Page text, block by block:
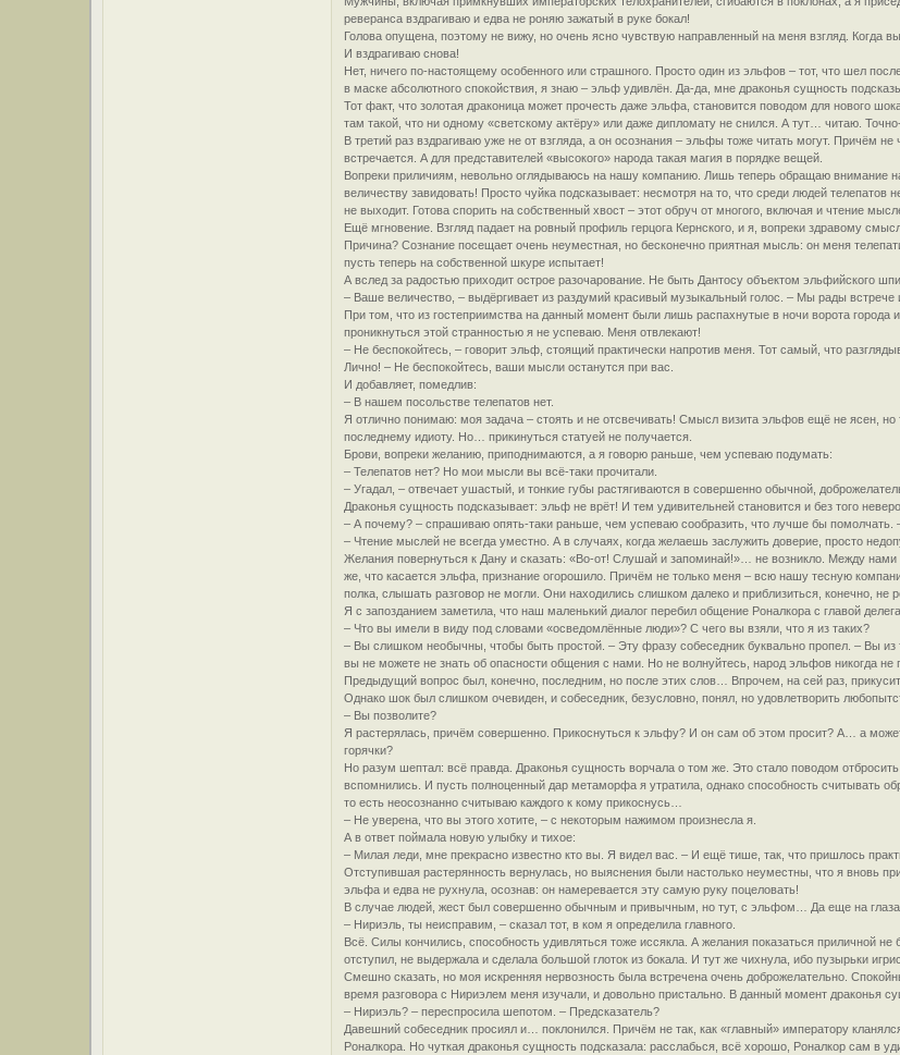
реверанса вздрагиваю и едва не роняю зажатый в руке бокал!
Голова опущена, поэтому не вижу, но очень ясно чувствую направленный на меня взгляд. Когда
И вздрагиваю снова!
Нет, ничего по-настоящему особенного или страшного. Просто один из эльфов – тот, что шел
в маске абсолютного спокойствия, я знаю – эльф удивлён. Да-да, мне драконья сущность
Тот факт, что золотая драконица может прочесть даже эльфа, становится поводом для нового
там такой, что ни одному «светскому актёру» или даже дипломату не снился. А тут… читаю.
В третий раз вздрагиваю уже не от взгляда, а он осознания – эльфы тоже читать могут. Причём
встречается. А для представителей «высокого» народа такая магия в порядке вещей.
Вопреки приличиям, невольно оглядываюсь на нашу компанию. Лишь теперь обращаю внимание
величеству завидовать! Просто чуйка подсказывает: несмотря на то, что среди людей
не выходит. Готова спорить на собственный хвост – этот обруч от многого, включая и чтение
Ещё мгновение. Взгляд падает на ровный профиль герцога Кернского, и я, вопреки здравому
Причина? Сознание посещает очень неуместная, но бесконечно приятная мысль: он меня
пусть теперь на собственной шкуре испытает!
А вслед за радостью приходит острое разочарование. Не быть Дантосу объектом эльфийского
– Ваше величество, – выдёргивает из раздумий красивый музыкальный голос. – Мы рады встрече
При том, что из гостеприимства на данный момент были лишь распахнутые в ночи ворота города
проникнуться этой странностью я не успеваю. Меня отвлекают!
– Не беспокойтесь, – говорит эльф, стоящий практически напротив меня. Тот самый, что
Лично! – Не беспокойтесь, ваши мысли останутся при вас.
И добавляет, помедлив:
– В нашем посольстве телепатов нет.
Я отлично понимаю: моя задача – стоять и не отсвечивать! Смысл визита эльфов ещё не ясен,
последнему идиоту. Но… прикинуться статуей не получается.
Брови, вопреки желанию, приподнимаются, а я говорю раньше, чем успеваю подумать:
– Телепатов нет? Но мои мысли вы всё-таки прочитали.
– Угадал, – отвечает ушастый, и тонкие губы растягиваются в совершенно обычной,
Драконья сущность подсказывает: эльф не врёт! И тем удивительней становится и без того
– А почему? – спрашиваю опять-таки раньше, чем успеваю сообразить, что лучше бы помолчать.
– Чтение мыслей не всегда уместно. А в случаях, когда желаешь заслужить доверие, просто
Желания повернуться к Дану и сказать: «Во-от! Слушай и запоминай!»… не возникло. Между
же, что касается эльфа, признание огорошило. Причём не только меня – всю нашу тесную
полка, слышать разговор не могли. Они находились слишком далеко и приблизиться, конечно, не
Я с запозданием заметила, что наш маленький диалог перебил общение Роналкора с главой
– Что вы имели в виду под словами «осведомлённые люди»? С чего вы взяли, что я из таких?
– Вы слишком необычны, чтобы быть простой. – Эту фразу собеседник буквально пропел. – Вы из
вы не можете не знать об опасности общения с нами. Но не волнуйтесь, народ эльфов никогда не
Предыдущий вопрос был, конечно, последним, но после этих слов… Впрочем, на сей раз,
Однако шок был слишком очевиден, и собеседник, безусловно, понял, но удовлетворить
– Вы позволите?
Я растерялась, причём совершенно. Прикоснуться к эльфу? И он сам об этом просит? А… а
горячки?
Но разум шептал: всё правда. Драконья сущность ворчала о том же. Это стало поводом
вспомнились. И пусть полноценный дар метаморфа я утратила, однако способность считывать
то есть неосознанно считываю каждого к кому прикоснусь…
– Не уверена, что вы этого хотите, – с некоторым нажимом произнесла я.
А в ответ поймала новую улыбку и тихое:
– Милая леди, мне прекрасно известно кто вы. Я видел вас. – И ещё тише, так, что пришлось
Отступившая растерянность вернулась, но выяснения были настолько неуместны, что я вновь
эльфа и едва не рухнула, осознав: он намеревается эту самую руку поцеловать!
В случае людей, жест был совершенно обычным и привычным, но тут, с эльфом… Да еще на
– Нириэль, ты неисправим, – сказал тот, в ком я определила главного.
Всё. Силы кончились, способность удивляться тоже иссякла. А желания показаться приличной
отступил, не выдержала и сделала большой глоток из бокала. И тут же чихнула, ибо пузырьки
Смешно сказать, но моя искренняя нервозность была встречена очень доброжелательно.
время разговора с Нириэлем меня изучали, и довольно пристально. В данный момент драконья
– Нириэль? – переспросила шепотом. – Предсказатель?
Давешний собеседник просиял и… поклонился. Причём не так, как «главный» императору
Роналкора. Но чуткая драконья сущность подсказала: расслабься, всё хорошо, Роналкор сам в